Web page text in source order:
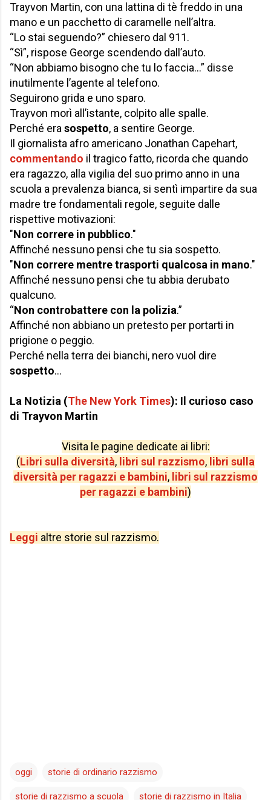
Trayvon Martin, con una lattina di tè freddo in una
mano e un pacchetto di caramelle nell’altra.
“Lo stai seguendo?” chiesero dal 911.
“Sì”, rispose George scendendo dall’auto.
“Non abbiamo bisogno che tu lo faccia…” disse
inutilmente l’agente al telefono.
Seguirono grida e uno sparo.
Trayvon morì all’istante, colpito alle spalle.
Perché erasospetto, a sentire George.
Il giornalista afro americano Jonathan Capehart,
commentando il tragico fatto, ricorda che quando
era ragazzo, alla vigilia del suo primo anno in una
scuola a prevalenza bianca, si sentì impartire da sua
madre tre fondamentali regole, seguite dalle
rispettive motivazioni:
"Non correre in pubblico."
Affinché nessuno pensi che tu sia sospetto.
"Non correre mentre trasporti qualcosa in mano."
Affinché nessuno pensi che tu abbia derubato
qualcuno.
“Non controbattere con la polizia.”
Affinché non abbiano un pretesto per portarti in
prigione o peggio.
Perché nella terra dei bianchi, nero vuol dire
sospetto…
La Notizia (The New York Times): Il curioso caso
di Trayvon Martin
Visita le pagine dedicate ai libri:
(Libri sulla diversità, libri sul razzismo, libri sulla
diversità per ragazzi e bambini, libri sul razzismo
per ragazzi e bambini)
Leggi altre storie sul razzismo.
oggi storie di ordinario razzismo
storie di razzismo a scuola storie di razzismo in Italia